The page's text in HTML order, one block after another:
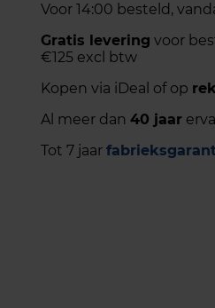
Voor 14:00 besteld,
Gratis levering voor
€125 excl btw
Kopen via iDeal of op
Al meer dan 40 jaar
Tot 7 jaar